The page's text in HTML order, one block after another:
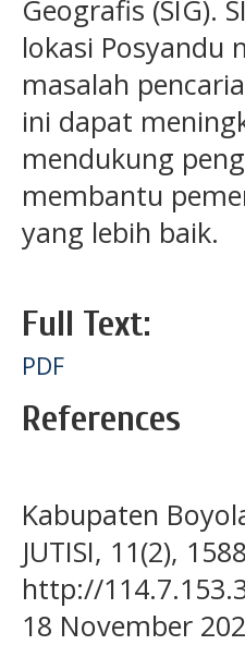
Geografis (SIG).
lokasi Posyandu
masalah
ini dapat
mendukung
membantu
yang lebih baik.
Full Text:
PDF
References
Kabupaten
JUTISI, 11(2),
http://
18 November